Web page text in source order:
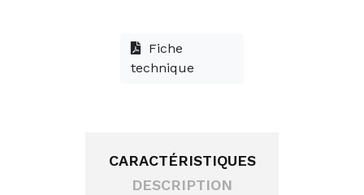
Fiche
technique
CARACTÉRISTIQUES
DESCRIPTION